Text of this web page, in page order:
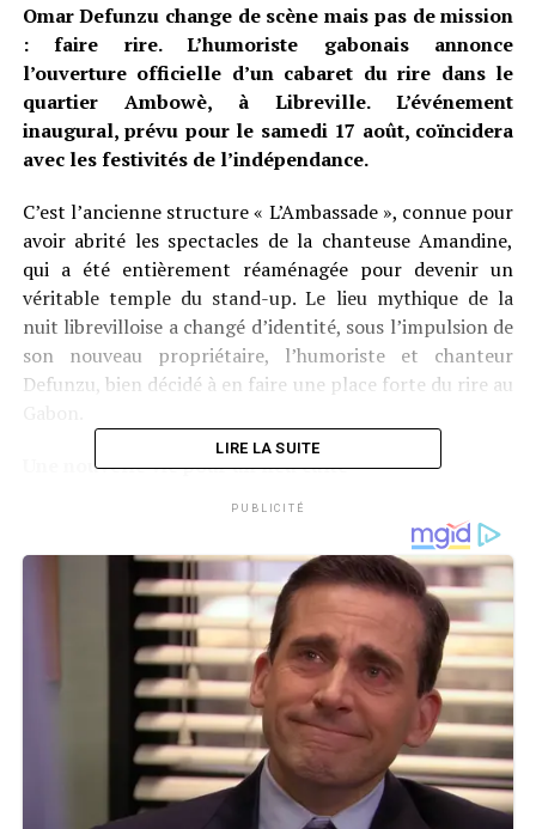
Omar Defunzu change de scène mais pas de mission
: faire rire. L’humoriste gabonais annonce
l’ouverture officielle d’un cabaret du rire dans le
quartier Ambowè, à Libreville. L’événement
inaugural, prévu pour le samedi 17 août, coïncidera
avec les festivités de l’indépendance.
C’est l’ancienne structure « L’Ambassade », connue pour
avoir abrité les spectacles de la chanteuse Amandine,
qui a été entièrement réaménagée pour devenir un
véritable temple du stand-up. Le lieu mythique de la
nuit librevilloise a changé d’identité, sous l’impulsion de
son nouveau propriétaire, l’humoriste et chanteur
Defunzu, bien décidé à en faire une place forte du rire au
Une nouvelle vie pour un lieu culte
le temple du rire
, l’établissement a
été repensé pour accueillir des spectacles humoristiques
réguliers. La décoration a été revue, l’ambiance
repensée : on n’y vient plus pour chanter, mais pour
rire. Une programmation variée de jeunes humoristes et
d’artistes confirmés y est désormais annoncée.
LIRE LA SUITE
PUBLICITÉ